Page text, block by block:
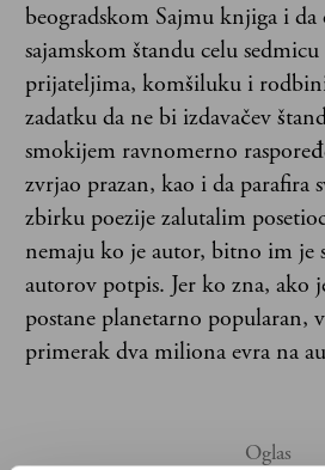
beogradskom Sajmu knjiga i da
sajamskom štandu celu
prijateljima, komšiluku i
zadatku da ne bi izdavačev
smokijem ravnomerno
zvrjao prazan, kao i da parafira
zbirku poezije zalutalim
nemaju ko je autor, bitno im je
autorov potpis. Jer ko zna, ako
postane planetarno popularan,
primerak dva miliona evra na